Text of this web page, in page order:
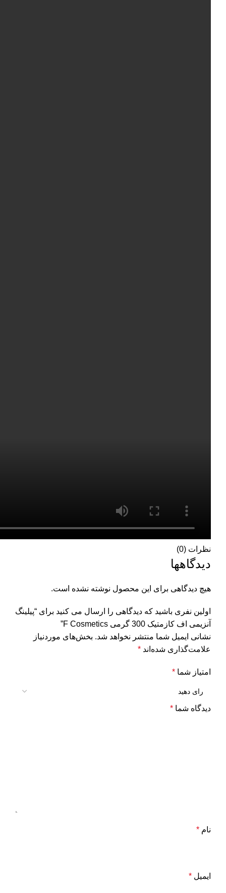
نظرات (0)
دیدگاهها
هیچ دیدگاهی برای این محصول نوشته نشده است.
اولین نفری باشید که دیدگاهی را ارسال می کنید برای “پیلینگ
آنزیمی اف کازمتیک 300 گرمی F Cosmetics”
نشانی ایمیل شما منتشر نخواهد شد. بخش‌های موردنیاز
علامت‌گذاری شده‌اند *
امتیاز شما *
دیدگاه شما *
نام *
ایمیل *